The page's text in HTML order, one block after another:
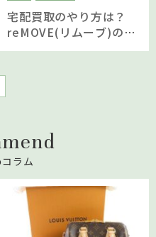
宅配買取のやり方は？
reMOVE(リムーブ)の宅
配買取は箱に詰めて送る
ラム